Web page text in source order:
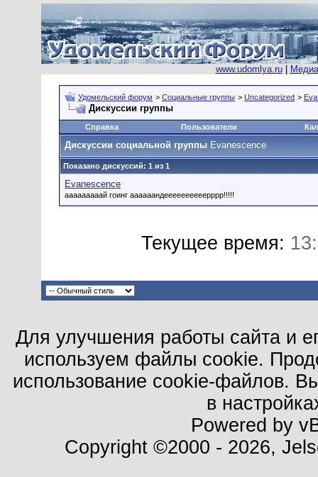
www.udomlya.ru|
Удомельский форум > Социальные группы > Uncategorized >
Дискуссии группы
Справка Пользователи
Дискуссии социальной группы Evanescence
Показано дискуссий: 1 из 1
Evanescence
ааааааааай гоинг аааааандеееееееееерррр!!!!!
Текущее время:
Для улучшения работы сайта и
используем файлы cookie.
использование cookie-файлов.
в
Powered by
Copyright ©2000 - 2026,